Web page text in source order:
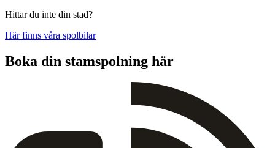
Hittar du inte din stad?
Här finns våra spolbilar
Boka din stamspolning här